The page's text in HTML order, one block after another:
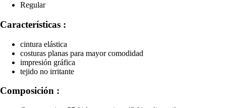
Regular
Características :
cintura elástica
costuras planas para mayor comodidad
impresión gráfica
tejido no irritante
Composición :